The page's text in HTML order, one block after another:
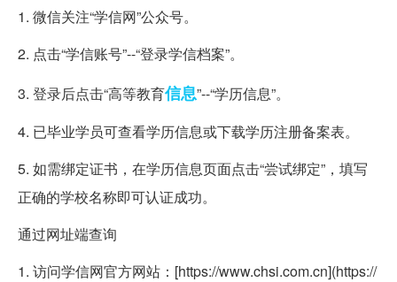
1. 微信关注“学信网”公众号。
2. 点击“学信账号”--“登录学信档案”。
3. 登录后点击“高等教育信息”--“学历信息”。
4. 已毕业学员可查看学历信息或下载学历注册备案表。
5. 如需绑定证书，在学历信息页面点击“尝试绑定”，填写
正确的学校名称即可认证成功。
通过网址端查询
1. 访问学信网官方网站：[https://www.chsi.com.cn](https://